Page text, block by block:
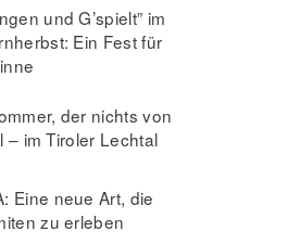
und G’spielt” im
Ein Fest für
der nichts von
– im Tiroler Lechtal
Eine neue Art, die
zu erleben